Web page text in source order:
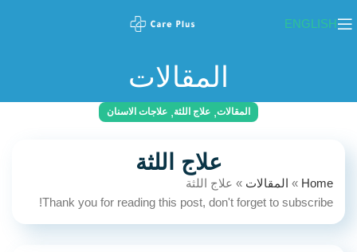
ENGLISH
المقالات
المقالات, علاج اللثة, علاجات الاسنان
علاج اللثة
Home
» المقالات » علاج اللثة
Thank you for reading this post, don't forget to subscribe!